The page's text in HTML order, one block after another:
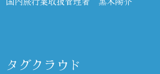
タグクラウド